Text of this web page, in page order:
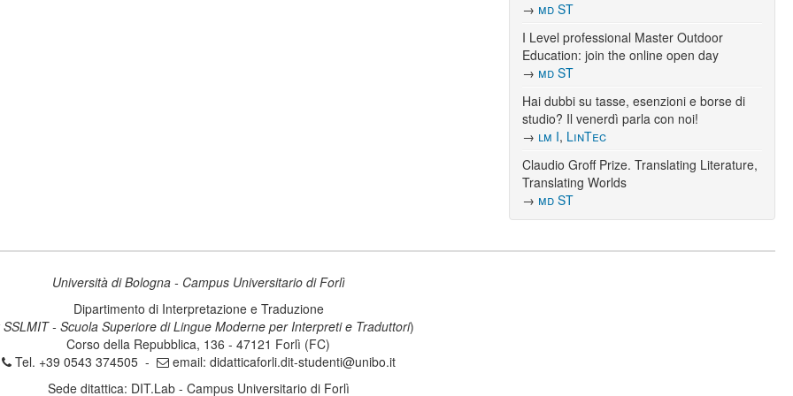
→ md ST
I Level professional Master Outdoor
Education: join the online open day
→ md ST
Hai dubbi su tasse, esenzioni e borse di
studio? Il venerdì parla con noi!
→ lm I, LinTec
Claudio Groff Prize. Translating Literature,
Translating Worlds
→ md ST
Università di Bologna - Campus Universitario di Forlì
Dipartimento di Interpretazione e Traduzione
SSLMIT - Scuola Superiore di Lingue Moderne per Interpreti e Traduttori)
Corso della Repubblica, 136 - 47121 Forlì (FC)
Tel. +39 0543 374505 -
email: didatticaforli.dit-studenti@unibo.it
Sede ditattica: DIT.Lab - Campus Universitario di Forlì